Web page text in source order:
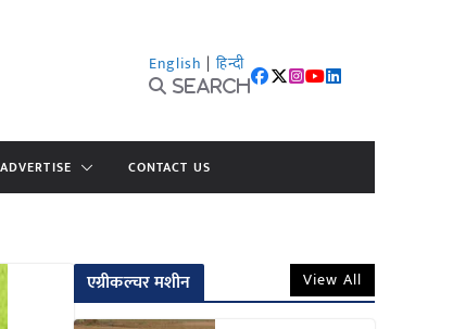
English | हिन्दी
Search
ADVERTISE CONTACT US
एग्रीकल्चर मशीन View All